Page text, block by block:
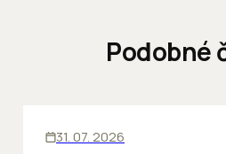
Podobné
31. 07. 2026